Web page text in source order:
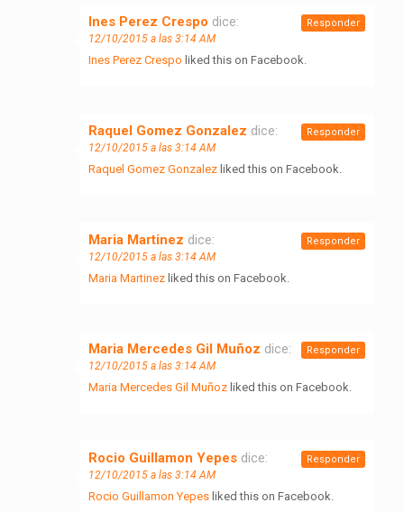
Ines Perez Crespo dice:
12/10/2015 a las 3:14 AM
Ines Perez Crespo liked this on Facebook.
Responder
Raquel Gomez Gonzalez dice:
12/10/2015 a las 3:14 AM
Raquel Gomez Gonzalez liked this on Facebook.
Responder
Maria Martinez dice:
12/10/2015 a las 3:14 AM
Maria Martinez liked this on Facebook.
Responder
Maria Mercedes Gil Muñoz dice:
12/10/2015 a las 3:14 AM
Maria Mercedes Gil Muñoz liked this on Facebook.
Responder
Rocio Guillamon Yepes dice:
12/10/2015 a las 3:14 AM
Rocio Guillamon Yepes liked this on Facebook.
Responder